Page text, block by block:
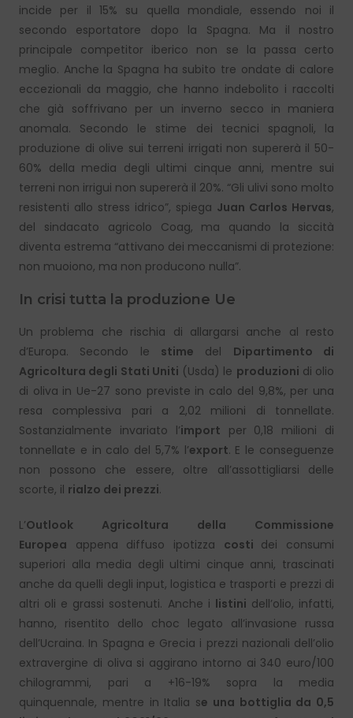
incide per il 15% su quella mondiale, essendo noi il
secondo esportatore dopo la Spagna. Ma il nostro
principale competitor iberico non se la passa certo
meglio. Anche la Spagna ha subito tre ondate di calore
eccezionali da maggio, che hanno indebolito i raccolti
che già soffrivano per un inverno secco in maniera
anomala. Secondo le stime dei tecnici spagnoli, la
produzione di olive sui terreni irrigati non supererà il 50-
60% della media degli ultimi cinque anni, mentre sui
terreni non irrigui non supererà il 20%. “Gli ulivi sono molto
resistenti allo stress idrico”, spiega Juan Carlos Hervas,
del sindacato agricolo Coag, ma quando la siccità
diventa estrema “attivano dei meccanismi di protezione:
non muoiono, ma non producono nulla”.
In crisi tutta la produzione Ue
Un problema che rischia di allargarsi anche al resto
d’Europa. Secondo le stime del Dipartimento di
Agricoltura degli Stati Uniti (Usda) le produzioni di olio
di oliva in Ue-27 sono previste in calo del 9,8%, per una
resa complessiva pari a 2,02 milioni di tonnellate.
Sostanzialmente invariato l’import per 0,18 milioni di
tonnellate e in calo del 5,7% l’export. E le conseguenze
non possono che essere, oltre all’assottigliarsi delle
scorte, il rialzo dei prezzi.
L’Outlook Agricoltura
della Commissione
Europea appena diffuso ipotizza costi dei consumi
superiori alla media degli ultimi cinque anni, trascinati
anche da quelli degli input, logistica e trasporti e prezzi di
altri oli e grassi sostenuti. Anche i listini dell’olio, infatti,
hanno, risentito dello choc legato all’invasione russa
dell’Ucraina. In Spagna e Grecia i prezzi nazionali dell’olio
extravergine di oliva si aggirano intorno ai 340 euro/100
chilogrammi, pari a +16-19% sopra la media
quinquennale, mentre in Italia se una bottiglia da 0,5